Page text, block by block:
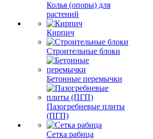
Колья (опоры) для
растений
Кирпич
Строительные блоки
Бетонные перемычки
Пазогребневые плиты
(ПГП)
Сетка рабица